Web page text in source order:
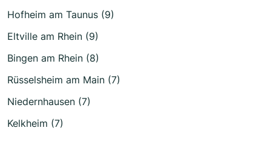
Hofheim am Taunus (9)
Eltville am Rhein (9)
Bingen am Rhein (8)
Rüsselsheim am Main (7)
Niedernhausen (7)
Kelkheim (7)